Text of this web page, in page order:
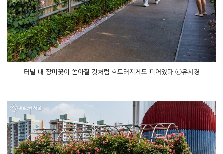
터널 내 장미꽃이 쏟아질 것처럼 흐드러지게도 피어있다 ⓒ유서경